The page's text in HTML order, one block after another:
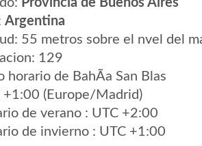
Provincia de Buenos Aires
Argentina
55 metros sobre el nvel del
129
horario de BahÃ­a San Blas
+1:00 (Europe/Madrid)
de verano : UTC +2:00
de invierno : UTC +1:00